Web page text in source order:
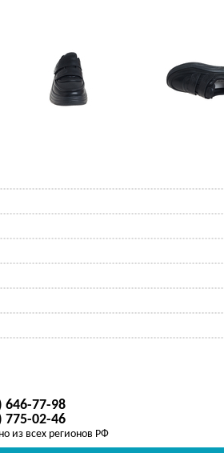
646-77-98
775-02-46
из всех регионов РФ